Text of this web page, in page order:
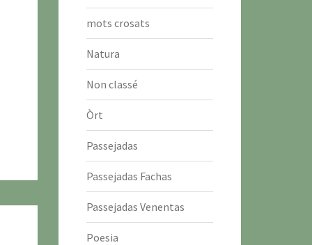
mots crosats
Natura
Non classé
Òrt
Passejadas
Passejadas Fachas
Passejadas Venentas
Poesia